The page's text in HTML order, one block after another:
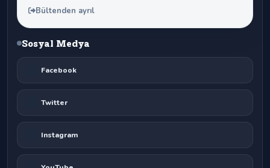
Bültenden ayrıl
Sosyal Medya
Facebook
Twitter
Instagram